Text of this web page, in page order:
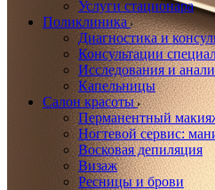
Услуги стационара
Поликлиника
Диагностика и
Консультации
Исследования и
Капельницы
Салон красоты
Перманентный
Ногтевой сервис:
Восковая депиляция
Визаж
Ресницы и брови